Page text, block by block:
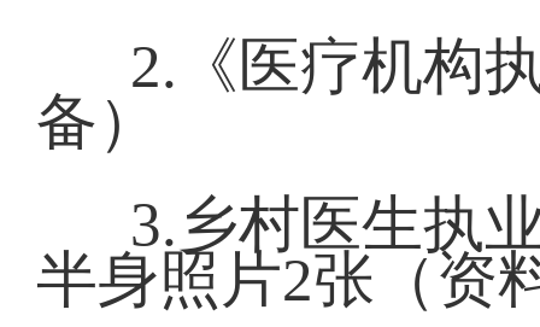
2.《医疗机构
备）
3.乡村医生执
半身照片2张（资